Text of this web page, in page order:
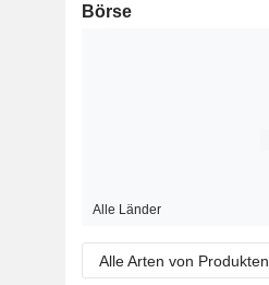
Börse
Alle Länder
Alle Arten von Produkten